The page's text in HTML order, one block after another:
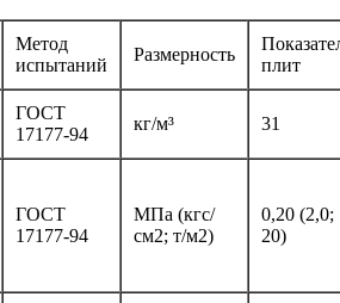
Метод
испытаний
Размерность
плит
ГОСТ
17177-94
кг/м³ 31
ГОСТ
17177-94
МПа (кгс/
см2; т/м2)
0,20 (2,0;
20)